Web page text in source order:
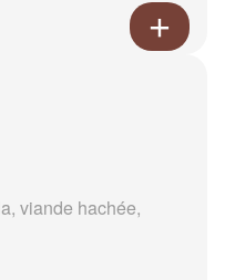
viande hachée,